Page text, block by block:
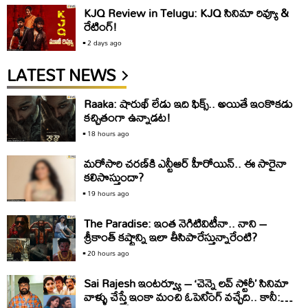
KJQ Review in Telugu: KJQ సినిమా రివ్యూ &
రేటింగ్!
2 days ago
LATEST NEWS
Raaka: షారుఖ్‌ లేడు ఇది ఫిక్స్‌.. అయితే ఇంకొకడు
కచ్చితంగా ఉన్నాడట!
18 hours ago
మరోసారి చరణ్‌కి ఎన్టీఆర్‌ హీరోయిన్‌.. ఈ సారైనా
కలిసొస్తుందా?
19 hours ago
The Paradise: ఇంత నెగిటివిటీనా.. నాని –
శ్రీకాంత్‌ కష్టాన్ని ఇలా తీసిపారేస్తున్నారేంటి?
20 hours ago
Sai Rajesh ఇంటర్వ్యూ – ‘చెన్నై లవ్ స్టోరీ’ సినిమా
వాళ్ళు చేస్తే ఇంకా మంచి ఓపెనింగ్ వచ్చేది.. కానీ: